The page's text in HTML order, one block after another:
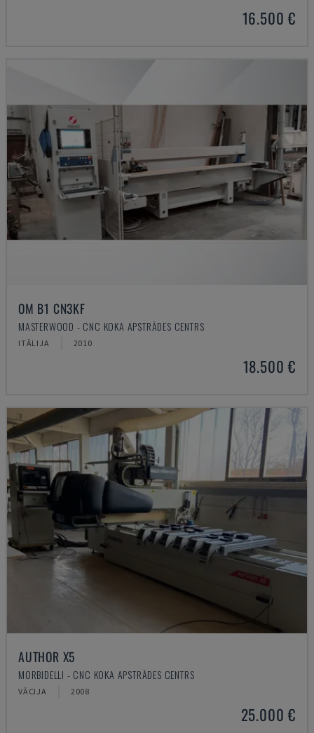
16.500 €
OM B1 CN3KF
MASTERWOOD - CNC KOKA APSTRĀDES CENTRS
ITĀLIJA 2010
18.500 €
AUTHOR X5
MORBIDELLI - CNC KOKA APSTRĀDES CENTRS
VĀCIJA 2008
25.000 €